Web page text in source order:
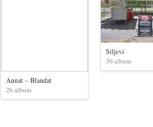
Annat – Blandat
26 album
Siljevi
30 album